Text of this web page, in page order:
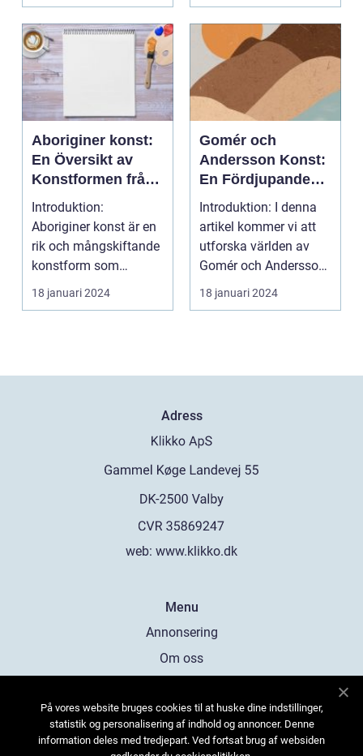
Aboriginer konst:
En Översikt av
Konstformen från
Australiens
Urinvånare
Introduktion:
Aboriginer konst är en
rik och mångskiftande
konstform som
härstammar från
Australiens...
18 januari 2024
Gomér och
Andersson Konst:
En Fördjupande
Översikt
Introduktion: I denna
artikel kommer vi att
utforska världen av
Gomér och Andersson
konst, dess olik...
18 januari 2024
Adress
web: www.klikko.dk
Menu
Annonsering
Om oss
Kontakta oss
Sitemap
På vores website bruges cookies til at huske dine indstillinger,
statistik og personalisering af indhold og annoncer. Denne
information deles med tredjepart. Ved fortsat brug af websiden